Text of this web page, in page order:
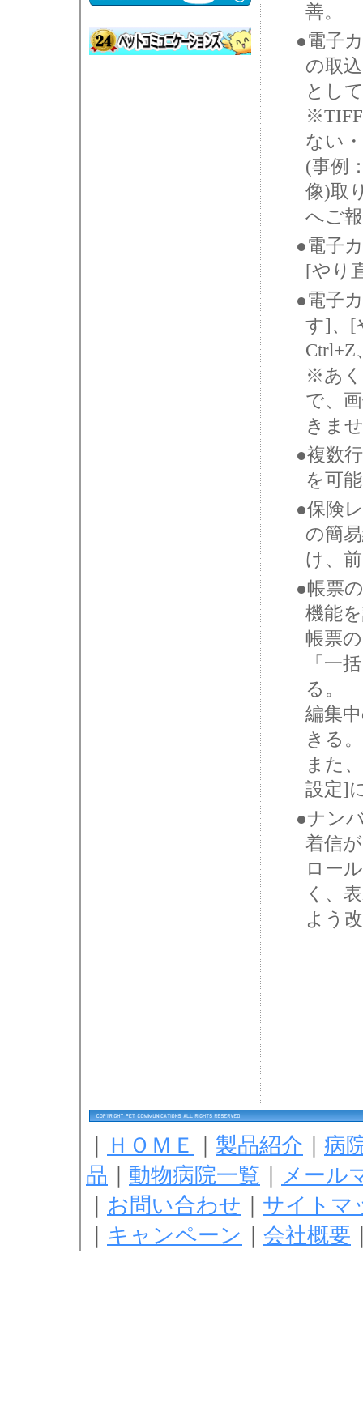
善。
●電子
の取
とし
ない
(事例
像)取
へご
●電子
[やり
●電子
す]、[
Ctrl+Z
※あく
で、
きま
●複数
を可
●保険
の簡
け、
●帳票
機能
帳票
「一
る。
編集
きる。
また
設定]
●ナン
着信
ロー
く、
よう
ＨＯＭＥ 製品紹介
病
品
動物病院一覧
メール
お問い合わせ
サイトマ
キャンペーン 会社概要